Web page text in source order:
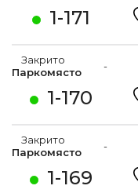
1-171
1-170
Закрито
Паркомясто
-
1-169
Закрито
Паркомясто
-